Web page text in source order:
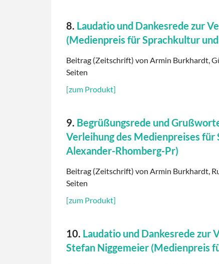
8. Laudatio und Dankesrede zur
(Medienpreis für Sprachkultur
Beitrag (Zeitschrift) von Armin Burkhardt,
Seiten
[zum Produkt]
9. Begrüßungsrede und
Verleihung des Medienpreises für
Alexander-Rhomberg-Pr)
Beitrag (Zeitschrift) von Armin Burkhardt,
Seiten
[zum Produkt]
10. Laudatio und Dankesrede zur
Stefan Niggemeier (Medienpreis